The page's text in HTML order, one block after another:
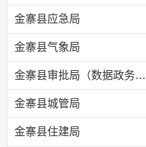
金寨县应急局
金寨县气象局
金寨县审批局（数据政务局）
金寨县城管局
金寨县住建局